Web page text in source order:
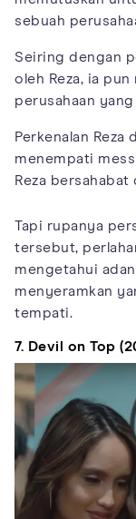
sebuah
Seiring dengan
oleh Reza, ia
perusahaan
Perkenalan
menempati
Reza
Tapi rupanya
tersebut,
mengetahui
menyeramkan
tempati.
7. Devil on Top